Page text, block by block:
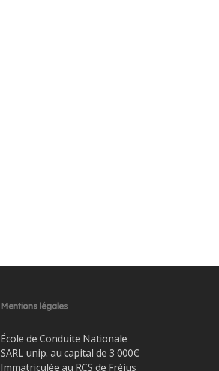
Mentions légales
École de Conduite Nationale
SARL unip. au capital de 3 000€
Immatriculée au RCS de Fréjus